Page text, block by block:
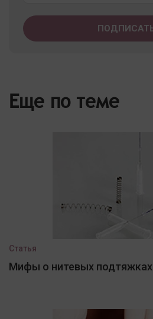
Еще по теме
Статья
Мифы о нитевых подтяжках